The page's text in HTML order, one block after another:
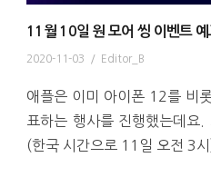
11월 10일 원 모어 씽 이벤트 예
2020-11-03 / Editor_B
애플은 이미 아이폰 12를 비
표하는 행사를 진행했는데
(한국 시간으로 11일 오전 3